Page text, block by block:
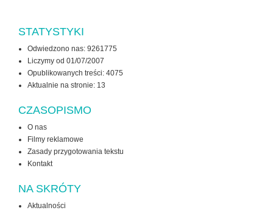
STATYSTYKI
Odwiedzono nas: 9261775
Liczymy od 01/07/2007
Opublikowanych treści: 4075
Aktualnie na stronie: 13
CZASOPISMO
O nas
Filmy reklamowe
Zasady przygotowania tekstu
Kontakt
NA SKRÓTY
Aktualności